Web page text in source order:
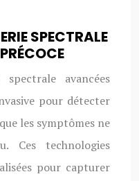
SPECTRALE
spectrale avancées
pour détecter
les symptômes ne
Ces technologies
pour capturer